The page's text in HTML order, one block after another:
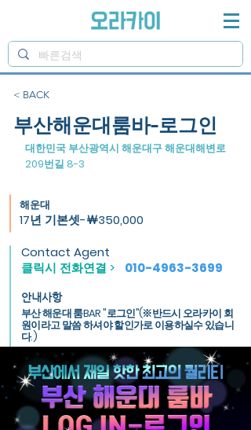
< BACK
부산해운대룸바-로그인
대한민국 부산광역시 해운대구 해운대해변로
209번길 8-3
해운대
17년 기본셋-￦350,000
010-4963-3699
클릭시 전화연결 >
Contact Agent
안내사항
부산 해운대 룸BAR "로그인"(※반드시 오라카이 회
원이라고 말씀 하셔야 할인가로 이용하실수 있습니
다.)